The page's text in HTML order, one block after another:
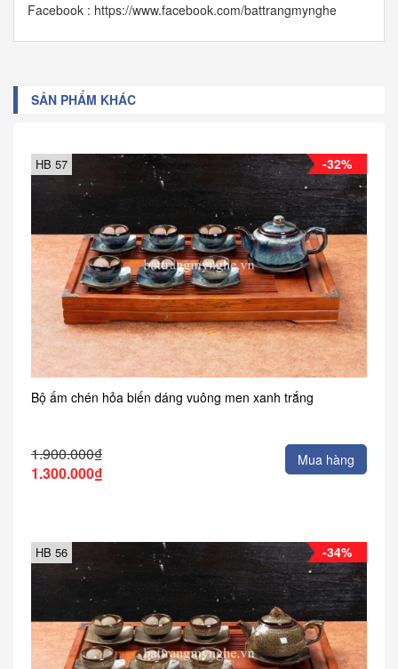
Facebook : https://www.facebook.com/battrangmynghe
SẢN PHẨM KHÁC
-32%
HB 57
Bộ ấm chén hỏa biến dáng vuông men xanh trắng
1.900.000₫
1.300.000₫
Mua hàng
-34%
HB 56